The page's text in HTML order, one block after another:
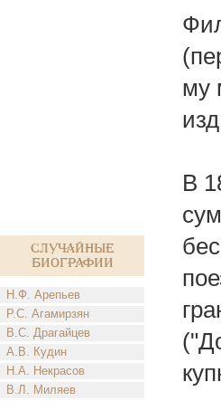
Случайные
биографии
Н.Ф. Арепьев
Р.С. Агамирзян
В.С. Драгайцев
А.В. Кудин
Н.А. Некрасов
В.Л. Миляев
му
В